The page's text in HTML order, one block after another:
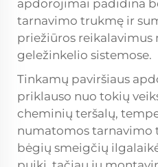
apdorojimai padidina
tarnavimo trukmę ir
priežiūros reikalavimus
geležinkelio sistemose.
Tinkamų paviršiaus
priklauso nuo tokių
cheminių teršalų,
numatomos tarnavimo
bėgių smeigčių